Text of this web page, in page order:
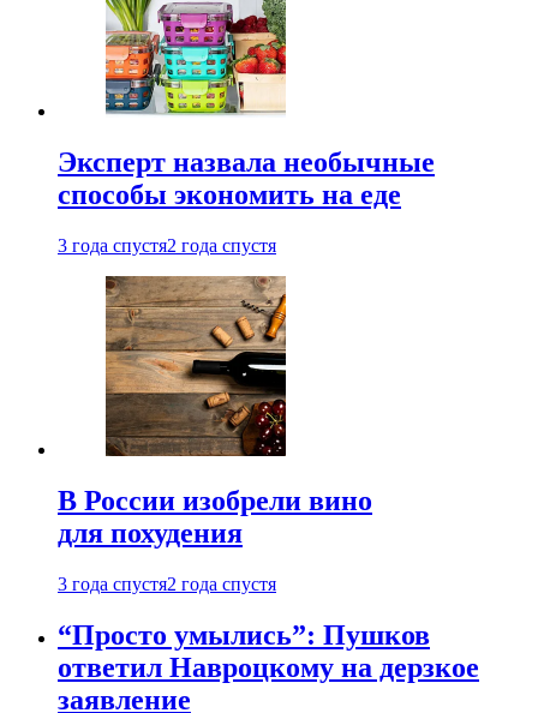
Эксперт назвала необычные
способы экономить на еде
3 года спустя2 года спустя
В России изобрели вино
для похудения
3 года спустя2 года спустя
“Просто умылись”: Пушков
ответил Навроцкому на дерзкое
заявление